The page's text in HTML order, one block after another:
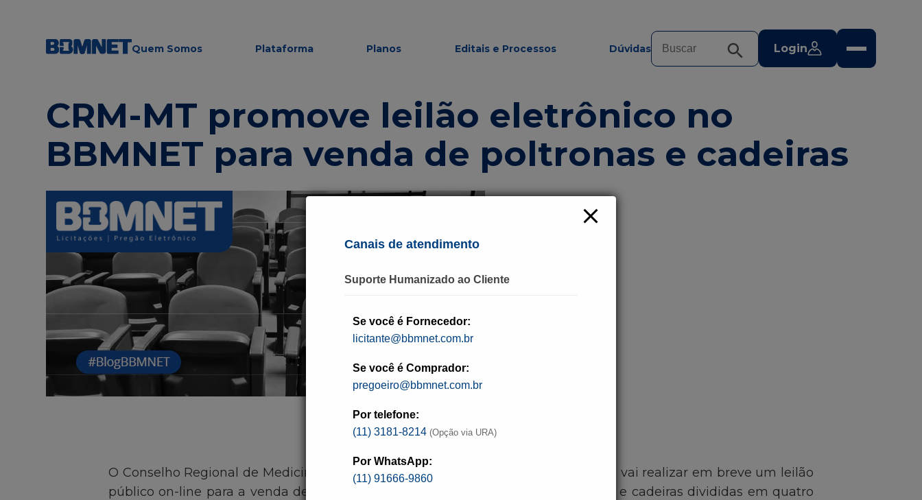
Quem Somos Plataforma Planos Editais e Processos Dúvidas Login
CRM-MT promove leilão eletrônico no
BBMNET para venda de poltronas e cadeiras
O Conselho Regional de Medicina de Mato Grosso (CRM-MT), sediado em Cuiabá, vai realizar em breve um leilão
público on-line para a venda de ativos ociosos, envolvendo itens como poltronas e cadeiras divididas em quatro
Canais de atendimento
Suporte Humanizado ao Cliente
Se você é Fornecedor:
licitante@bbmnet.com.br
Se você é Comprador:
pregoeiro@bbmnet.com.br
Por telefone:
(11) 3181-8214 (Opção via URA)
Por WhatsApp:
(11) 91666-9860